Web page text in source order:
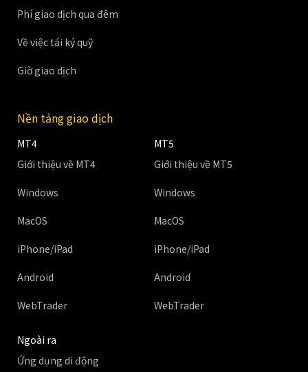
Phí giao dịch qua đêm
Về việc tái ký quỹ
Giờ giao dịch
Nền tảng giao dịch
MT4
Giới thiệu về MT4
Windows
MacOS
iPhone/iPad
Android
WebTrader
MT5
Giới thiệu về MT5
Windows
MacOS
iPhone/iPad
Android
WebTrader
Ngoài ra
Ứng dụng di động